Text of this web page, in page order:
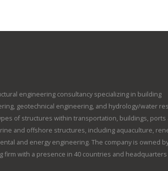
engineering consultancy specializing in building
geotechnical engineering, and hydrology/water
of structures within transportation, buildings, ports
and offshore structures, including aquaculture,
and energy engineering. The company is owned
firm with a presence in 40 countries and headquarters